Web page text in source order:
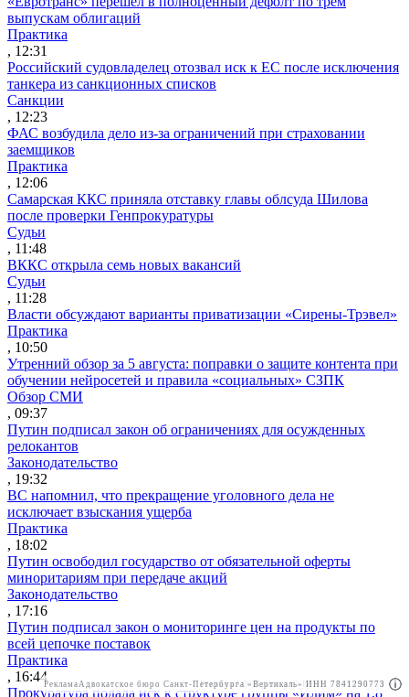
Реклама АО"Право.ру" ИНН: 7708095468
выпускам облигаций
Практика
, 12:31
Российский судовладелец отозвал иск к ЕС после исключения
танкера из санкционных списков
Санкции
, 12:23
ФАС возбудила дело из-за ограничений при страховании
заемщиков
Практика
, 12:06
Самарская ККС приняла отставку главы облсуда Шилова
после проверки Генпрокуратуры
Судьи
, 11:48
ВККС открыла семь новых вакансий
Судьи
, 11:28
Власти обсуждают варианты приватизации «Сирены-Трэвел»
Практика
, 10:50
Утренний обзор за 5 августа: поправки о защите контента при
обучении нейросетей и правила «социальных» СЗПК
Обзор СМИ
, 09:37
Путин подписал закон об ограничениях для осужденных
релокантов
Законодательство
, 19:32
ВС напомнил, что прекращение уголовного дела не
исключает взыскания ущерба
Практика
, 18:02
Путин освободил государство от обязательной оферты
миноритариям при передаче акций
Законодательство
, 17:16
Путин подписал закон о мониторинге цен на продукты по
всей цепочке поставок
Практика
, 16:44
Прокуратура подала иск к структуре группы «Илим» на 1,8
Реклама Адвокатское бюро Санкт-Петербурга «Вертикаль» ИНН 7841290773